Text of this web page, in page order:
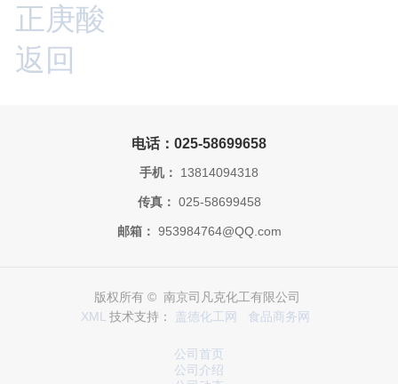
正庚酸
返回
电话：025-58699658
手机： 13814094318
传真： 025-58699458
邮箱： 953984764@QQ.com
版权所有 © 南京司凡克化工有限公司
XML 技术支持： 盖德化工网 食品商务网
公司首页
公司介绍